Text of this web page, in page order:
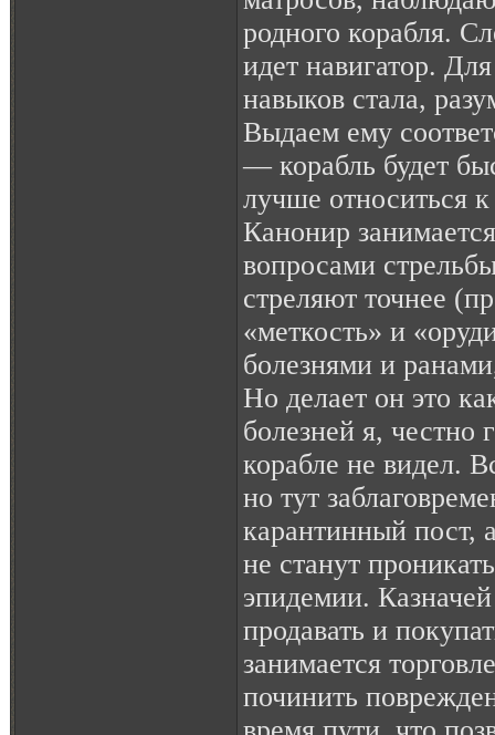
родного корабля.
идет навигатор.
навыков стала,
Выдаем ему
— корабль будет
лучше относиться
Канонир
вопросами
стреляют точнее
«меткость» и
болезнями и
Но делает он это
болезней я, честно
корабле не видел.
но тут
карантинный пост,
не станут
эпидемии.
продавать и
занимается
починить